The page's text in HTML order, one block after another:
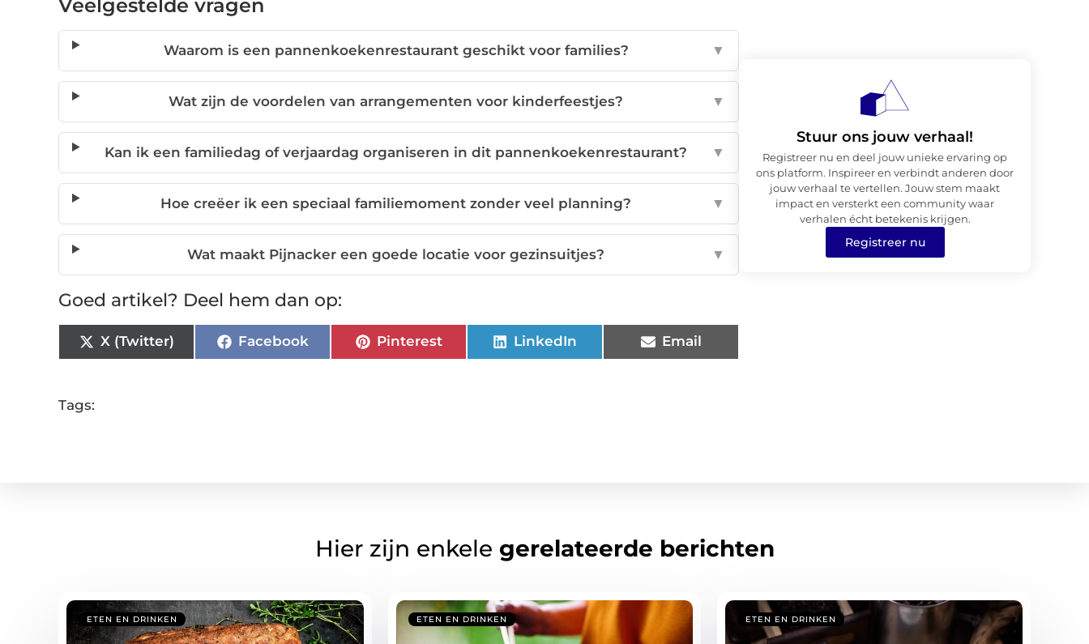
Veelgestelde vragen
Waarom is een pannenkoekenrestaurant geschikt voor families? ▼
Wat zijn de voordelen van arrangementen voor kinderfeestjes? ▼
Kan ik een familiedag of verjaardag organiseren in dit pannenkoekenrestaurant? ▼
Hoe creëer ik een speciaal familiemoment zonder veel planning? ▼
Wat maakt Pijnacker een goede locatie voor gezinsuitjes? ▼
Goed artikel? Deel hem dan op:
X (Twitter) Facebook Pinterest LinkedIn Email
Tags:
Stuur ons jouw verhaal!
Registreer nu en deel jouw unieke ervaring op
ons platform. Inspireer en verbindt anderen door
jouw verhaal te vertellen. Jouw stem maakt
impact en versterkt een community waar
verhalen écht betekenis krijgen.
Registreer nu
Hier zijn enkele gerelateerde berichten
ETEN EN DRINKEN ETEN EN DRINKEN ETEN EN DRINKEN